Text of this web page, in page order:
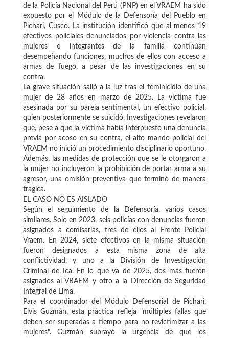
de la Policía Nacional del Perú (PNP) en el VRAEM ha sido
expuesto por el Módulo de la Defensoría del Pueblo en
Pichari, Cusco. La institución identificó que al menos 19
efectivos policiales denunciados por violencia contra las
mujeres e integrantes de la familia continúan
desempeñando funciones, muchos de ellos con acceso a
armas de fuego, a pesar de las investigaciones en su
contra.
La grave situación salió a la luz tras el feminicidio de una
mujer de 28 años en marzo de 2025. La víctima fue
asesinada por su pareja sentimental, un efectivo policial,
quien posteriormente se suicidó. Investigaciones revelaron
que, pese a que la víctima había interpuesto una denuncia
previa por acoso en su contra, el alto mando policial del
VRAEM no inició un procedimiento disciplinario oportuno.
Además, las medidas de protección que se le otorgaron a
la mujer no incluyeron la prohibición de portar arma a su
agresor, una omisión preventiva que terminó de manera
trágica.
EL CASO NO ES AISLADO
Según el seguimiento de la Defensoría, varios casos
similares. Solo en 2023, seis policías con denuncias fueron
asignados a comisarías, tres de ellos al Frente Policial
Vraem. En 2024, siete efectivos en la misma situación
fueron designados a esta misma zona de alta
conflictividad, y uno a la División de Investigación
Criminal de Ica. En lo que va de 2025, dos más fueron
asignados al VRAEM y otro a la Dirección de Seguridad
Integral de Lima.
Para el coordinador del Módulo Defensorial de Pichari,
Elvis Guzmán, esta práctica refleja "múltiples fallas que
deben ser superadas a tiempo para no revictimizar a las
mujeres". Guzmán subrayó la urgencia de que los